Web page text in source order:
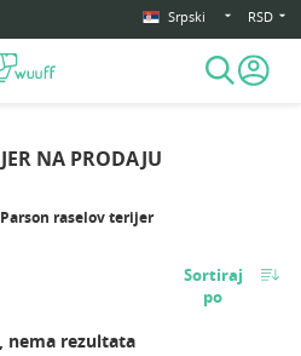
Srpski RSD
NA PRODAJU
Parson raselov terijer
Sortiraj
po
nema rezultata